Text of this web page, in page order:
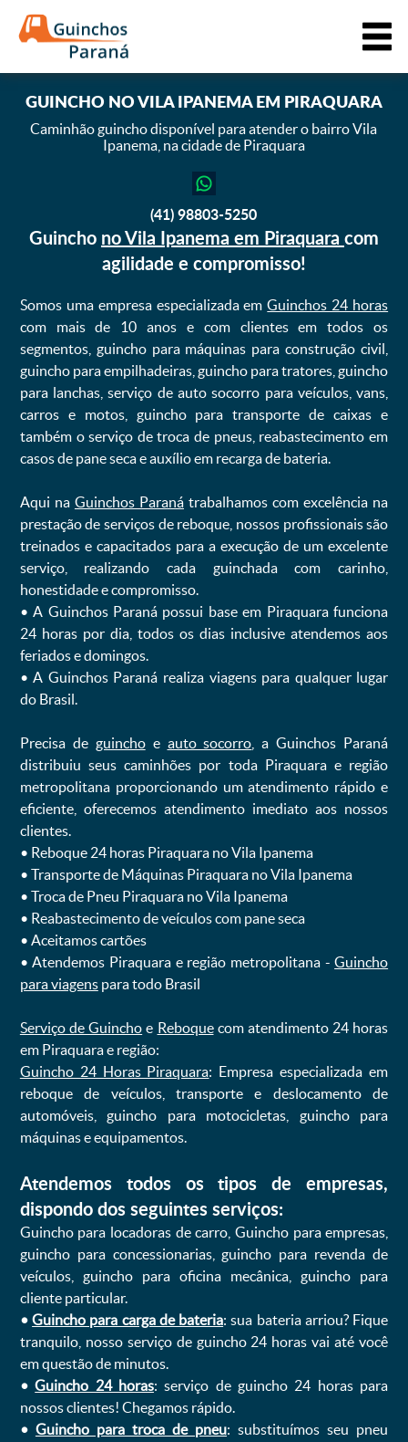
GUINCHONO VILA IPANEMA EM PIRAQUARA
Caminhão guincho disponível para atender o bairro Vila
Ipanema, na cidade de Piraquara
(41) 98803-5250
Guincho no Vila Ipanema em Piraquara com
agilidade e compromisso!
Somos uma empresa especializada emGuinchos 24 horas
com mais de 10 anos e com clientes em todos os
segmentos, guincho para máquinas para construção civil,
guincho para empilhadeiras, guincho para tratores, guincho
para lanchas, serviço de auto socorro para veículos, vans,
carros e motos, guincho para transporte de caixas e
também o serviço de troca de pneus, reabastecimento em
casos de pane seca e auxílio em recarga de bateria. ㅤㅤ
Aqui na Guinchos Paranátrabalhamos com excelência na
prestação de serviços de reboque, nossos profissionais são
treinados e capacitados para a execução de um excelente
serviço, realizando cada guinchada com carinho,
honestidade e compromisso.
ㅤㅤ• A Guinchos Paraná possui base em Piraquara funciona
24 horas por dia, todos os dias inclusive atendemos aos
feriados e domingos.
ㅤㅤ• A Guinchos Paraná realiza viagens para qualquer lugar
do Brasil.
Precisa de guinchoe auto socorro , a Guinchos Paraná
distribuiu seus caminhões por toda Piraquara e região
metropolitana proporcionando um atendimento rápido e
eficiente, oferecemos atendimento imediato aos nossos
clientes.
ㅤㅤ• Reboque 24 horas Piraquara no Vila Ipanema
ㅤㅤ• Transporte de Máquinas Piraquara no Vila Ipanema
ㅤㅤ• Troca de Pneu Piraquara no Vila Ipanema
ㅤㅤ• Reabastecimento de veículos com pane seca
ㅤㅤ• Aceitamos cartões
ㅤㅤ• Atendemos Piraquara e região metropolitana -Guincho
para viagenspara todo Brasil
Serviço de Guincho e Reboquecom atendimento 24 horas
em Piraquara e região:
Guincho 24 Horas Piraquara: Empresa especializada em
reboque de veículos, transporte e deslocamento de
automóveis, guincho para motocicletas, guincho para
máquinas e equipamentos.
Atendemos todos os tipos de empresas,
dispondo dos seguintes serviços:
Guincho para locadoras de carro, Guincho para empresas,
guincho para concessionarias, guincho para revenda de
veículos, guincho para oficina mecânica, guincho para
cliente particular.
•Guincho para carga de bateria: sua bateria arriou? Fique
tranquilo, nosso serviço de guincho 24 horas vai até você
em questão de minutos.
•Guincho 24 horas: serviço de guincho 24 horas para
nossos clientes! Chegamos rápido.
• Guincho para troca de pneu: substituímos seu pneu